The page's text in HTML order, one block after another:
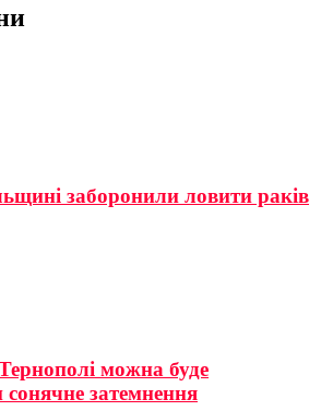
заборонили ловити раків
можна буде
сонячне затемнення